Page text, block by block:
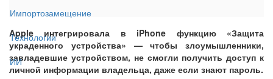
Импортозамещение
Технологии
ИИ
Apple интегрировала в iPhone функцию «Защита
украденного устройства» — чтобы злоумышленники,
завладевшие устройством, не смогли получить доступ к
личной информации владельца, даже если знают пароль.